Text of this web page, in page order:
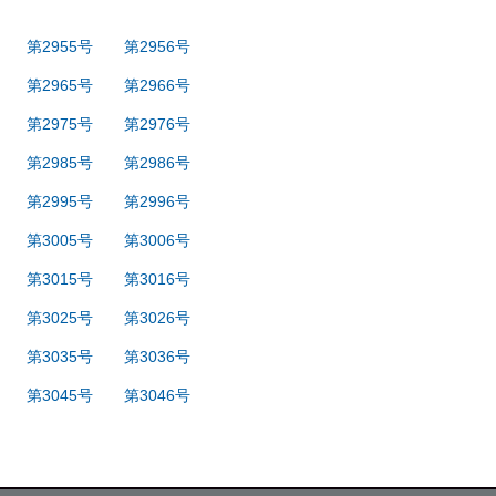
第2955号 第2956号
第2965号 第2966号
第2975号 第2976号
第2985号 第2986号
第2995号 第2996号
第3005号 第3006号
第3015号 第3016号
第3025号 第3026号
第3035号 第3036号
第3045号 第3046号